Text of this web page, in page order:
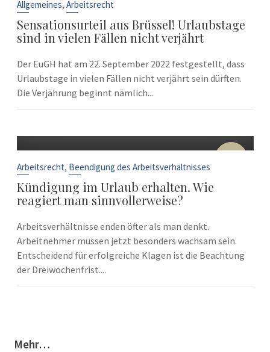
Allgemeines, Arbeitsrecht
Sensationsurteil aus Brüssel! Urlaubstage
sind in vielen Fällen nicht verjährt
Der EuGH hat am 22. September 2022 festgestellt, dass
Urlaubstage in vielen Fällen nicht verjährt sein dürften.
Die Verjährung beginnt nämlich...
10
Arbeitsrecht, Beendigung des Arbeitsverhältnisses
Kündigung im Urlaub erhalten. Wie
reagiert man sinnvollerweise?
Arbeitsverhältnisse enden öfter als man denkt.
Arbeitnehmer müssen jetzt besonders wachsam sein.
Entscheidend für erfolgreiche Klagen ist die Beachtung
der Dreiwochenfrist....
Mehr…